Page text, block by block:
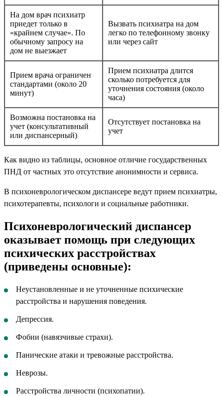
На дом врач психиатр
приедет только в
«крайнем случае». По
обычному запросу на
дом не выезжает
Вызвать психиатра на дом
легко по телефонному звонку
или через сайт
Прием врача ограничен
стандартами (около 20
минут)
Прием психиатра длится
сколько потребуется для
уточнения состояния (около
часа)
Возможна постановка на
учет (консультативный
или диспансерный)
Отсутствует постановка на
учет
Как видно из таблицы, основное отличие государственных
ПНД от частных это отсутствие анонимности и сервиса.
В психоневрологическом диспансере ведут прием психиатры,
психотерапевты, психологи и социальные работники.
Психоневрологический диспансер
оказывает помощь при следующих
психических расстройствах
(приведены основные):
Неустановленные и не уточненные психические
расстройства и нарушения поведения.
Депрессия.
Фобии (навязчивые страхи).
Панические атаки и тревожные расстройства.
Неврозы.
Расстройства личности (психопатии).